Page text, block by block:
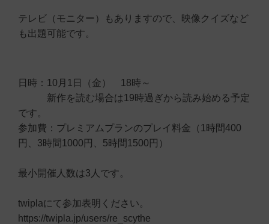
テレビ（モニター）もありますので、映像クイズなど
も出題可能です。
日時：10月1日（金） 18時～
新作を読む場合は19時過ぎから読み始める予定
です。
参加費：プレミアムプランのプレイ料金（1時間400
円、3時間1000円、5時間1500円）
最小開催人数は3人です。
twiplaにて参加表明ください。
https://twipla.jp/users/re_scythe